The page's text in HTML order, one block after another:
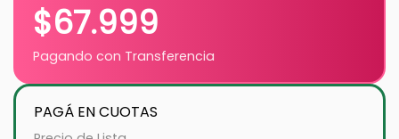
$67.999
Pagando con Transferencia
PAGÁ EN CUOTAS